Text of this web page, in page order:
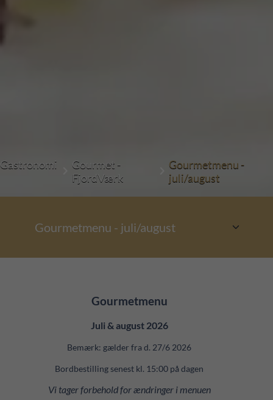
Gastronomi
Gourmet -
FjordVærk
Gourmetmenu -
juli/august
Gourmetmenu
Juli & august 2026
Bemærk: gælder fra d. 27/6 2026
Bordbestilling senest kl. 15:00 på dagen
Vi tager forbehold for ændringer i menuen